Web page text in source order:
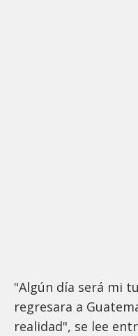
"Algún día será mi
regresara a
realidad", se lee